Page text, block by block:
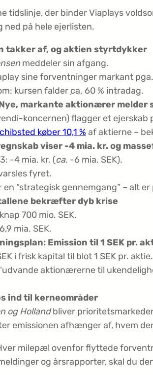
tidslinje, der binder Viaplays
ned på hele ejerlisten.
takker af, og aktien styrtdykker
meddeler sin afgang.
sine forventninger markant
kursen falder ca. 60 % intradag.
markante aktionærer melder
koncernen) flagger et ejerskab
køber 10,1 % af aktierne –
viser -4 mia. kr.og
-4 mia. kr. (ca. -6 mia. SEK).
fyret.
“strategisk gennemgang” – alt
bekræfter dyb krise
700 mio. SEK.
mia. SEK.
Emission til 1 SEK pr.
i frisk kapital til blot 1 SEK pr. aktie.
aktionærerne til
ind til kerneområder
og Hollandbliver
emissionen afhænger af, hvem
milepæl ovenfor flyttede
og årsrapporter, skal du